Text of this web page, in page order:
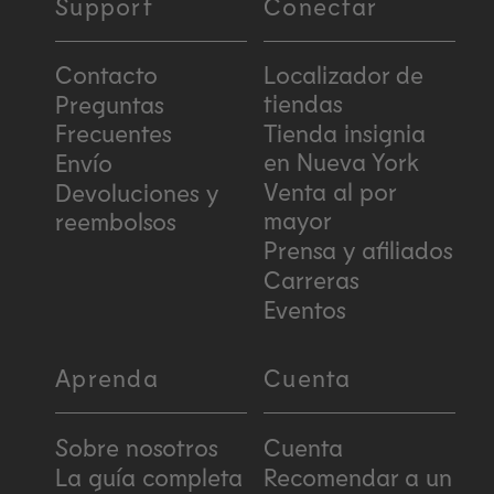
Contacto
Preguntas
Frecuentes
Envío
Devoluciones y
reembolsos
Localizador de
tiendas
Tienda insignia
en Nueva York
Venta al por
mayor
Prensa y afiliados
Carreras
Eventos
Aprenda
Sobre nosotros
La guía completa
Cuenta
Cuenta
Recomendar a un